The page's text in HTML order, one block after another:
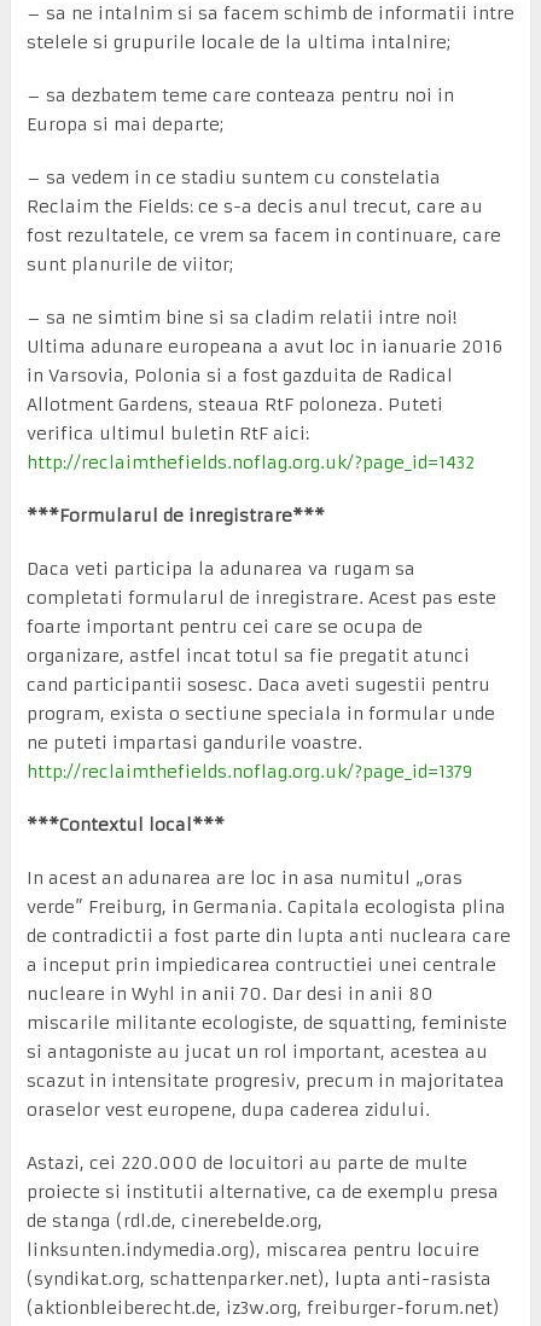
– sa ne intalnim si sa facem schimb de informatii intre
stelele si grupurile locale de la ultima intalnire;
– sa dezbatem teme care conteaza pentru noi in
Europa si mai departe;
– sa vedem in ce stadiu suntem cu constelatia
Reclaim the Fields: ce s-a decis anul trecut, care au
fost rezultatele, ce vrem sa facem in continuare, care
sunt planurile de viitor;
– sa ne simtim bine si sa cladim relatii intre noi!
Ultima adunare europeana a avut loc in ianuarie 2016
in Varsovia, Polonia si a fost gazduita de Radical
Allotment Gardens, steaua RtF poloneza. Puteti
verifica ultimul buletin RtF aici:
http://reclaimthefields.noflag.org.uk/?page_id=1432
***Formularul de inregistrare***
Daca veti participa la adunarea va rugam sa
completati formularul de inregistrare. Acest pas este
foarte important pentru cei care se ocupa de
organizare, astfel incat totul sa fie pregatit atunci
cand participantii sosesc. Daca aveti sugestii pentru
program, exista o sectiune speciala in formular unde
ne puteti impartasi gandurile voastre.
http://reclaimthefields.noflag.org.uk/?page_id=1379
***Contextul local***
In acest an adunarea are loc in asa numitul „oras
verde” Freiburg, in Germania. Capitala ecologista plina
de contradictii a fost parte din lupta anti nucleara care
a inceput prin impiedicarea contructiei unei centrale
nucleare in Wyhl in anii 70. Dar desi in anii 80
miscarile militante ecologiste, de squatting, feministe
si antagoniste au jucat un rol important, acestea au
scazut in intensitate progresiv, precum in majoritatea
oraselor vest europene, dupa caderea zidului.
Astazi, cei 220.000 de locuitori au parte de multe
proiecte si institutii alternative, ca de exemplu presa
de stanga (rdl.de, cinerebelde.org,
linksunten.indymedia.org), miscarea pentru locuire
(syndikat.org, schattenparker.net), lupta anti-rasista
(aktionbleiberecht.de, iz3w.org, freiburger-forum.net)